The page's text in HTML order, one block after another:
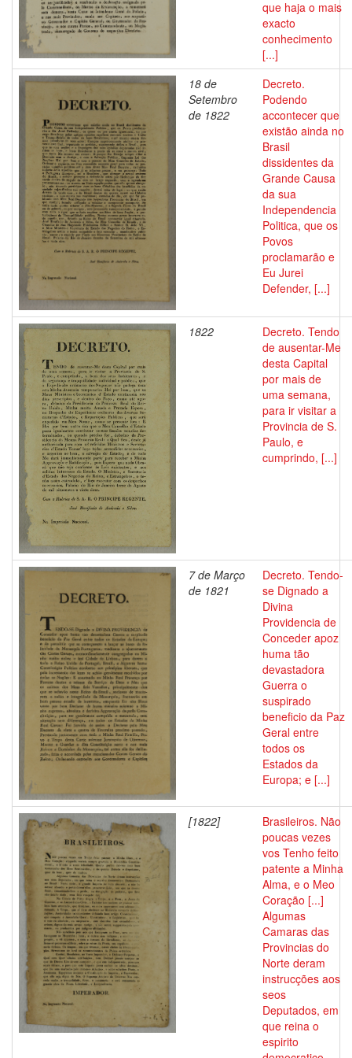
que haja o mais
exacto
conhecimento
[...]
18 de
Setembro
de 1822
Decreto.
Podendo
accontecer que
existão ainda no
Brasil
dissidentes da
Grande Causa
da sua
Independencia
Politica, que os
Povos
proclamarão e
Eu Jurei
Defender, [...]
1822
Decreto. Tendo
de ausentar-Me
desta Capital
por mais de
uma semana,
para ir visitar a
Provincia de S.
Paulo, e
cumprindo, [...]
7 de Março
de 1821
Decreto. Tendo-
se Dignado a
Divina
Providencia de
Conceder apoz
huma tão
devastadora
Guerra o
suspirado
beneficio da Paz
Geral entre
todos os
Estados da
Europa; e [...]
[1822]
Brasileiros. Não
poucas vezes
vos Tenho feito
patente a Minha
Alma, e o Meo
Coração [...]
Algumas
Camaras das
Provincias do
Norte deram
instrucções aos
seos
Deputados, em
que reina o
espirito